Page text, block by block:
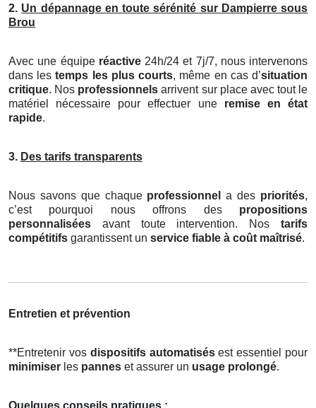
2. Un dépannage en toute sérénité sur Dampierre sous
Brou
Avec une équipe réactive24h/24 et 7j/7, nous intervenons
dans lestemps les plus courts, même en cas d’situation
critique. Nos professionnels arrivent sur place avec tout le
matériel nécessaire pour effectuer une remise en état
rapide.
3. Des tarifs transparents
Nous savons que chaque professionnel a des priorités,
c’est pourquoi nous offrons des propositions
personnalisées avant toute intervention. Nos tarifs
compétitifs garantissent un service fiable à coût maîtrisé.
Entretien et prévention
**Entretenir vos dispositifs automatisésest essentiel pour
minimiser les pannes et assurer un usage prolongé.
Quelques conseils pratiques :